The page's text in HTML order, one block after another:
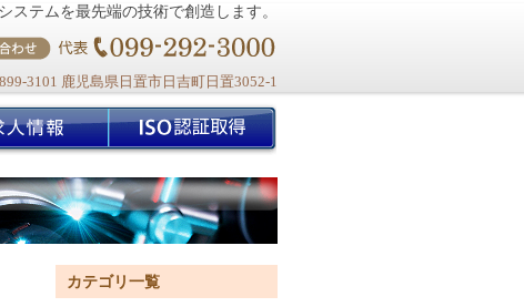
テムを最先端の技術で創造します。
3101 鹿児島県日置市日吉町日置3052-1
カテゴリ一覧